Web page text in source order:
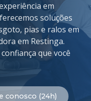
em
soluções
pias e ralos em
em Restinga.
que você
conosco (24h)